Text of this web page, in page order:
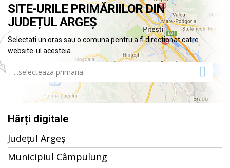
SITE-URILE PRIMĂRIILOR DIN
JUDEȚUL ARGEȘ
Selectati un oras sau o comuna pentru a fi directionat catre
website-ul acesteia
Hărți digitale
Județul Argeș
Municipiul Câmpulung